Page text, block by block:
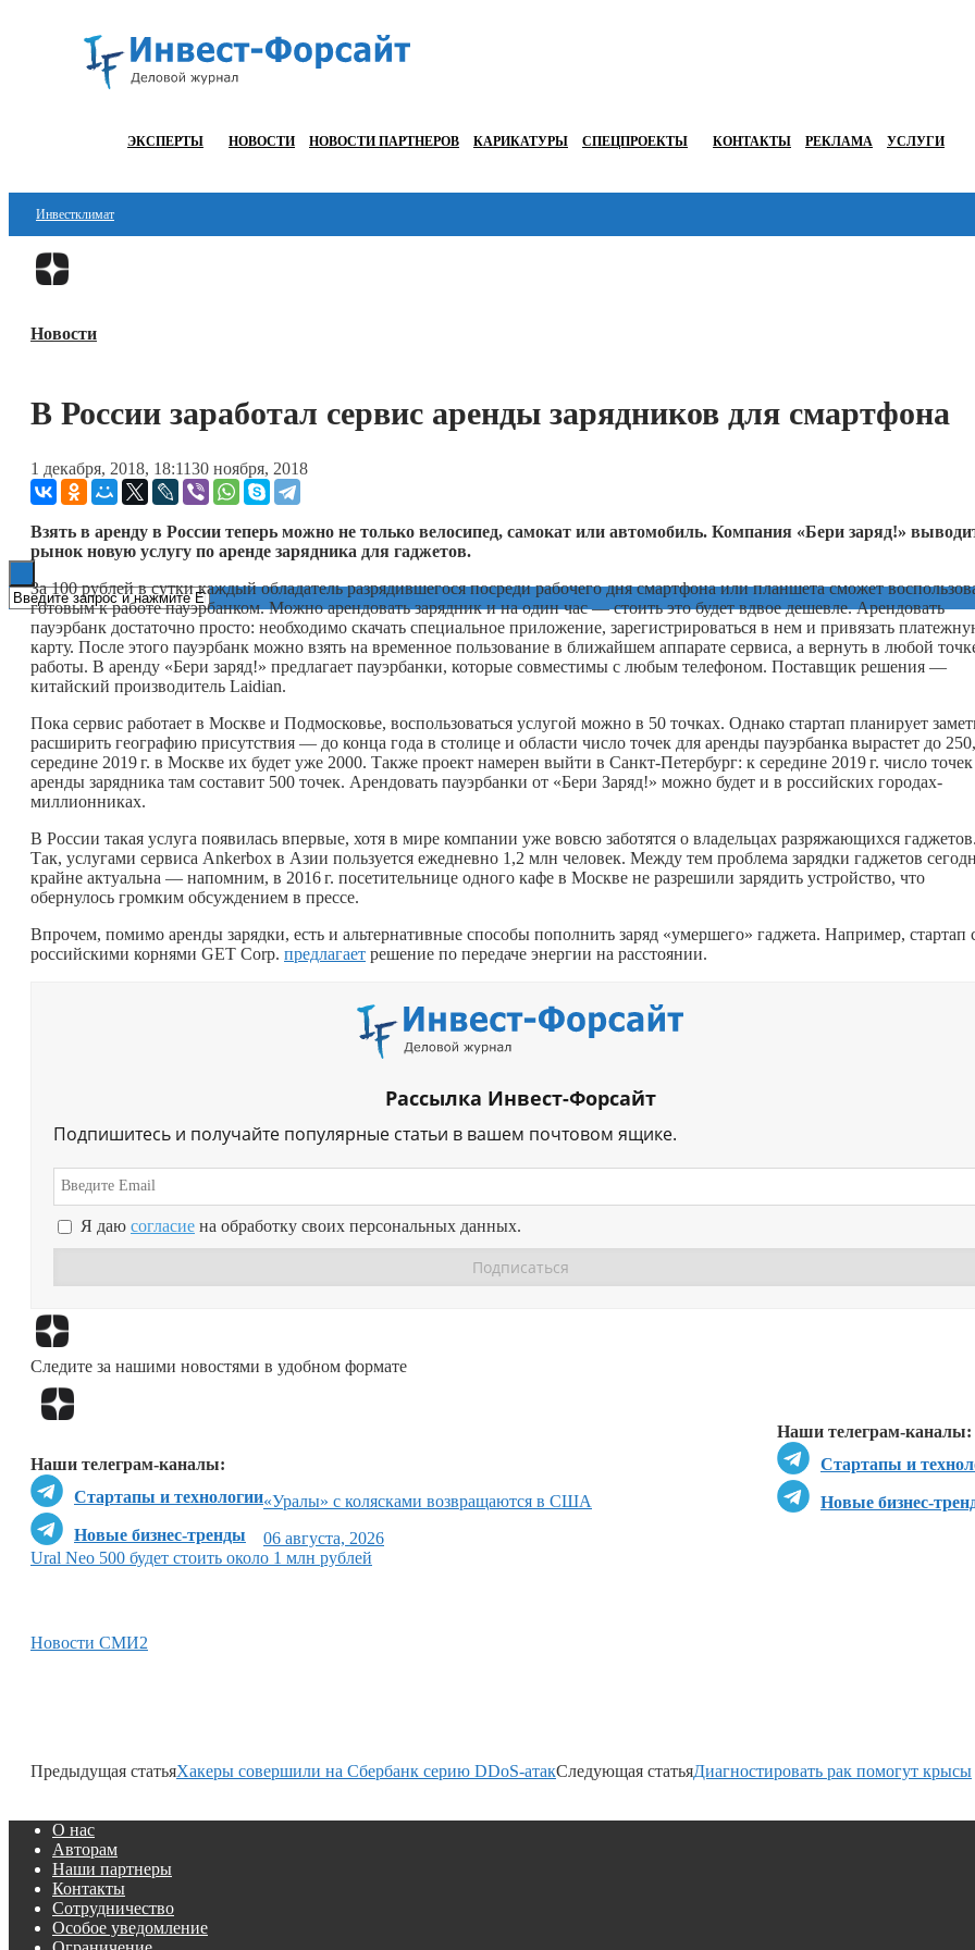
ЭКСПЕРТЫ НОВОСТИ НОВОСТИ ПАРТНЕРОВ КАРИКАТУРЫ СПЕЦПРОЕКТЫ КОНТАКТЫ РЕКЛАМА УСЛУГИ
Инвестклимат
Финансы
Блокчейн
ESG
Новости
В России заработал сервис аренды зарядников для смартфона
1 декабря, 2018, 18:1130 ноября, 2018
Взять в аренду в России теперь можно не только велосипед, самокат или автомобиль. Компания «Бери заряд!»
рынок новую услугу по аренде зарядника для гаджетов.
За 100 рублей в сутки каждый обладатель разрядившегося посреди рабочего дня смартфона или планшета сможет
готовым к работе пауэрбанком. Можно арендовать зарядник и на один час — стоить это будет вдвое дешевле. Арендовать
пауэрбанк достаточно просто: необходимо скачать специальное приложение, зарегистрироваться в нем и привязать
карту. После этого пауэрбанк можно взять на временное пользование в ближайшем аппарате сервиса, а вернуть в любой
работы. В аренду «Бери заряд!» предлагает пауэрбанки, которые совместимы с любым телефоном. Поставщик решения —
китайский производитель Laidian.
Пока сервис работает в Москве и Подмосковье, воспользоваться услугой можно в 50 точках. Однако стартап планирует
расширить географию присутствия — до конца года в столице и области число точек для аренды пауэрбанка вырастет до
середине 2019 г. в Москве их будет уже 2000. Также проект намерен выйти в Санкт-Петербург: к середине 2019 г. число
аренды зарядника там составит 500 точек. Арендовать пауэрбанки от «Бери Заряд!» можно будет и в российских городах-
миллионниках.
В России такая услуга появилась впервые, хотя в мире компании уже вовсю заботятся о владельцах разряжающихся гаджетов.
Так, услугами сервиса Ankerbox в Азии пользуется ежедневно 1,2 млн человек. Между тем проблема зарядки гаджетов
крайне актуальна — напомним, в 2016 г. посетительнице одного кафе в Москве не разрешили зарядить устройство, что
обернулось громким обсуждением в прессе.
Впрочем, помимо аренды зарядки, есть и альтернативные способы пополнить заряд «умершего» гаджета. Например, стартап
российскими корнями GET Corp. предлагает решение по передаче энергии на расстоянии.
Рассылка Инвест-Форсайт
Подпишитесь и получайте популярные статьи в вашем почтовом ящике.
Я даю согласие на обработку своих персональных данных.
Следите за нашими новостями в удобном формате
Наши телеграм-каналы:
Стартапы и
Новые бизнес-
Наши телеграм-каналы:
Стартапы и технологии
Новые бизнес-тренды
«Уралы» с колясками возвращаются в США
06 августа, 2026
Ural Neo 500 будет стоить около 1 млн рублей
Новости СМИ2
Предыдущая статьяХакеры совершили на Сбербанк серию DDoS-атакСледующая статьяДиагностировать рак помогут крысы
О нас
Авторам
Наши партнеры
Контакты
Сотрудничество
Особое уведомление